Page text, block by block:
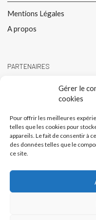
Gérer le
cookies
Pour offrir les meilleures
telles que les cookies pour
appareils. Le fait de consentir à
des données telles que le
ce site.
Mentions Légales
A propos
PARTENAIRES